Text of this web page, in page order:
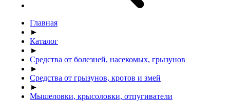
Главная
►
Каталог
►
Средства от болезней, насекомых, грызунов
►
Средства от грызунов, кротов и змей
►
Мышеловки, крысоловки, отпугиватели